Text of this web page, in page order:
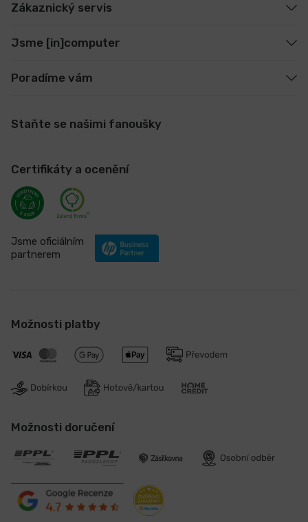
Zákaznický servis
Jsme [in]computer
Poradíme vám
Staňte se našimi fanoušky
Certifikáty a ocenění
Jsme oficiálním
partnerem
Možnosti platby
Možnosti doručení